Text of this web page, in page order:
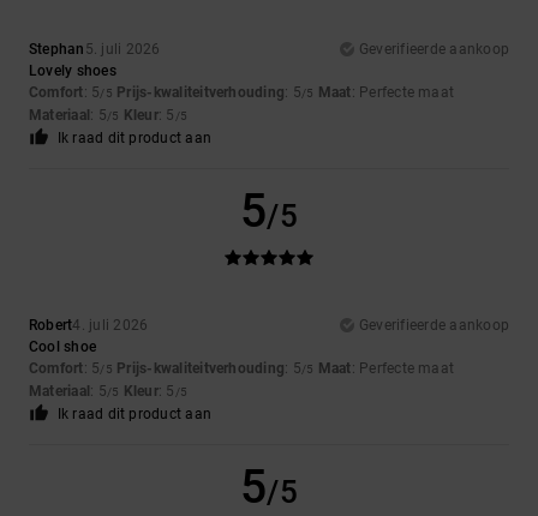
Stephan 5. juli 2026
Geverifieerde aankoop
Lovely shoes
Comfort: 5/5 Prijs-kwaliteitverhouding: 5/5 Maat: Perfecte maat
Materiaal : 5/5 Kleur: 5 /5
Ik raad dit product aan
5/5
Robert4. juli 2026
Geverifieerde aankoop
Cool shoe
Comfort: 5/5 Prijs-kwaliteitverhouding: 5/5 Maat: Perfecte maat
Materiaal : 5/5 Kleur: 5 /5
Ik raad dit product aan
5/5